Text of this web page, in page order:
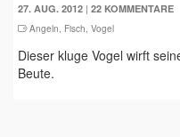
27. AUG. 2012 | 22 KOMMENTARE
Angeln, Fisch, Vogel
Dieser kluge Vogel wirft
Beute.